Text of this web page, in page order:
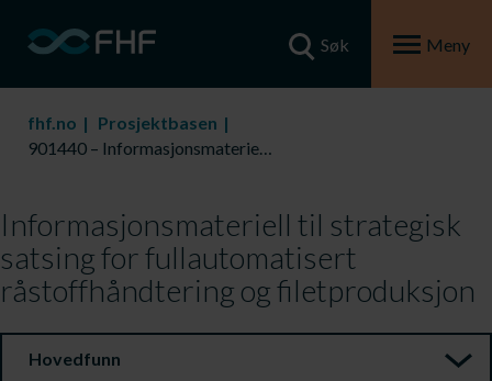
Søk Meny
fhf.no
Prosjektbasen
901440 – Informasjonsmateriell til strategisk satsing for fullautomatisert råstoffhåndtering og filetproduksjon
Informasjonsmateriell til strategisk
satsing for fullautomatisert
råstoffhåndtering og filetproduksjon
Hovedfunn